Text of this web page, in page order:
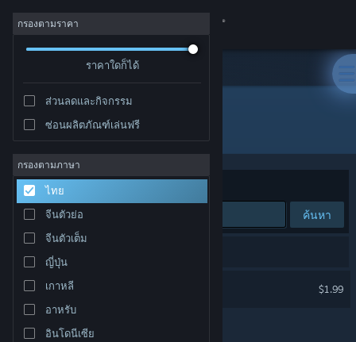
เข้าสู่ระบบ
ชุมชน
เกี่ยวกับ
ฝ่ายสนับสนุน
เปลี่ยนภาษา
รับแอป Steam แบบพกพา
ชมเว็บไซต์สำหรับเดสก์ท็อป
กรองตามราคา
ราคาใดก็ได้
ส่วนลดและกิจกรรม
ซ่อนผลิตภัณฑ์เล่นฟรี
กรองตามภาษา
ไทย
จีนตัวย่อ
จีนตัวเต็ม
ญี่ปุ่น
เกาหลี
อาหรับ
อินโดนีเซีย
ผู้พัฒนา: Un Pas Fragile Team
จัดเรียงตาม
ค้นหา
$1.99